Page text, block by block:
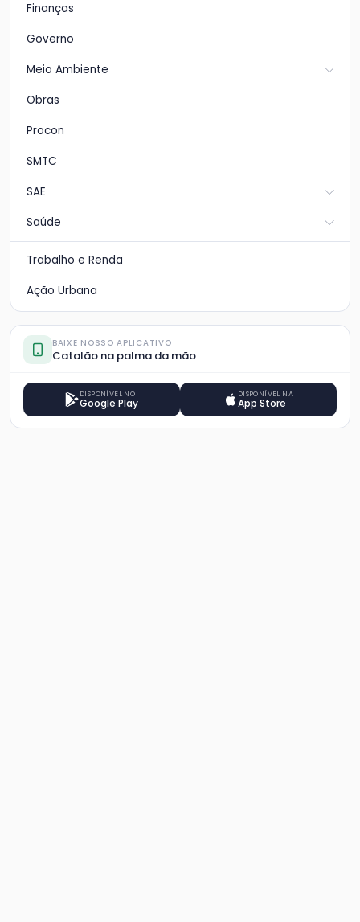
Finanças
Governo
Meio Ambiente
Obras
Procon
SMTC
SAE
Saúde
Trabalho e Renda
Ação Urbana
BAIXE NOSSO APLICATIVO
Catalão na palma da mão
DISPONÍVEL NO
Google Play
DISPONÍVEL NA
App Store